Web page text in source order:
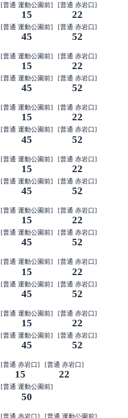
[普通 運動公園前]
15
[普通 赤岩口]
22
[普通 運動公園前]
45
[普通 赤岩口]
52
[普通 運動公園前]
15
[普通 赤岩口]
22
[普通 運動公園前]
45
[普通 赤岩口]
52
[普通 運動公園前]
15
[普通 赤岩口]
22
[普通 運動公園前]
45
[普通 赤岩口]
52
[普通 運動公園前]
15
[普通 赤岩口]
22
[普通 運動公園前]
45
[普通 赤岩口]
52
[普通 運動公園前]
15
[普通 赤岩口]
22
[普通 運動公園前]
45
[普通 赤岩口]
52
[普通 運動公園前]
15
[普通 赤岩口]
22
[普通 運動公園前]
45
[普通 赤岩口]
52
[普通 運動公園前]
15
[普通 赤岩口]
22
[普通 運動公園前]
45
[普通 赤岩口]
52
[普通 赤岩口]
15
[普通 赤岩口]
22
[普通 運動公園前]
50
[普通 赤岩口] [普通 運動公園前]